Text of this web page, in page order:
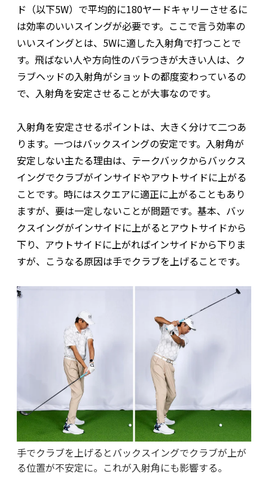
ド（以下5W）で平均的に180ヤードキャリーさせるに
は効率のいいスイングが必要です。ここで言う効率の
いいスイングとは、5Wに適した入射角で打つことで
す。飛ばない人や方向性のバラつきが大きい人は、ク
ラブヘッドの入射角がショットの都度変わっているの
で、入射角を安定させることが大事なのです。
入射角を安定させるポイントは、大きく分けて二つあ
ります。一つはバックスイングの安定です。入射角が
安定しない主たる理由は、テークバックからバックス
イングでクラブがインサイドやアウトサイドに上がる
ことです。時にはスクエアに適正に上がることもあり
ますが、要は一定しないことが問題です。基本、バッ
クスイングがインサイドに上がるとアウトサイドから
下り、アウトサイドに上がればインサイドから下りま
すが、こうなる原因は手でクラブを上げることです。
手でクラブを上げるとバックスイングでクラブが上が
る位置が不安定に。これが入射角にも影響する。